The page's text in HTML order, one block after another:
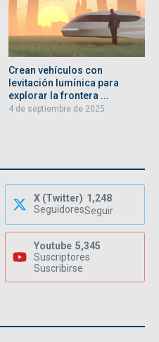
Crean vehículos con
levitación lumínica para
explorar la frontera ...
4 de septiembre de 2025
X (Twitter) 1,248
SeguidoresSeguir
Youtube 5,345
Suscriptores
Suscribirse